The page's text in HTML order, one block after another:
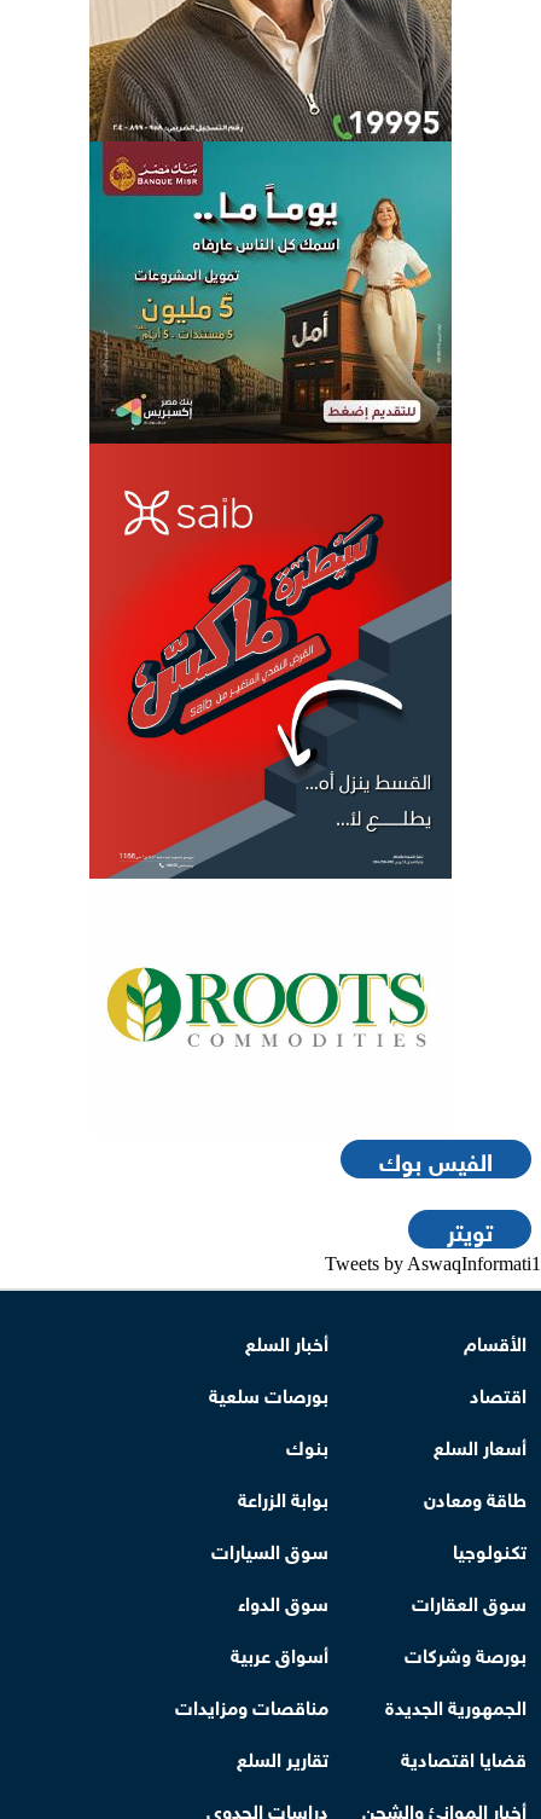
الفيس بوك
تويتر
Tweets by AswaqInformati1
الأقسام
أخبار السلع
اقتصاد
بورصات سلعية
أسعار السلع
بنوك
طاقة ومعادن
بوابة الزراعة
تكنولوجيا
سوق السيارات
سوق العقارات
سوق الدواء
بورصة وشركات
أسواق عربية
الجمهورية الجديدة
مناقصات ومزايدات
قضايا اقتصادية
تقارير السلع
أخبار الموانئ والشحن
دراسات الجدوى